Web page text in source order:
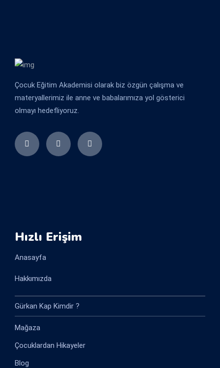
Çocuk Eğitim Akademisi olarak biz özgün çalışma ve
materyallerimiz ile anne ve babalarımıza yol gösterici
olmayı hedefliyoruz.
Hızlı Erişim
Anasayfa
Hakkımızda
Gürkan Kap Kimdir ?
Mağaza
Çocuklardan Hikayeler
Blog